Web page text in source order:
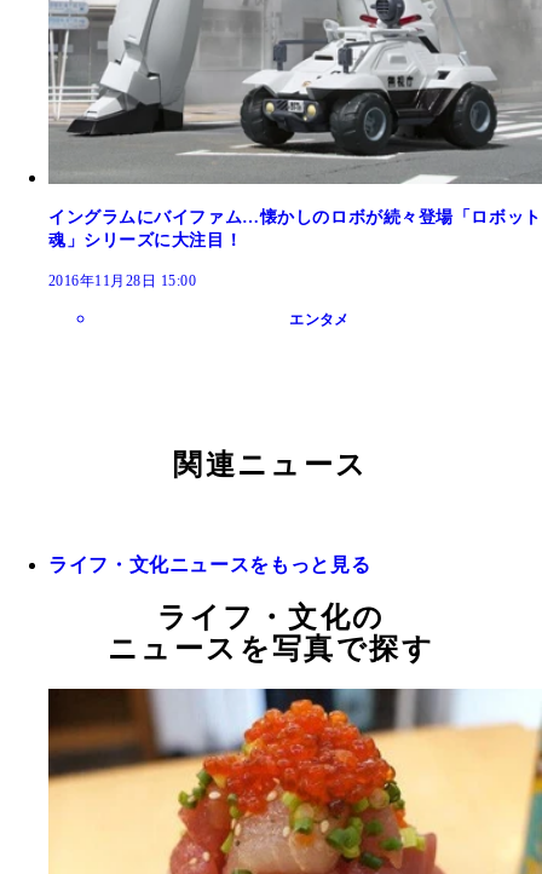
イングラムにバイファム…懐かしのロボが続々登場「ロボット
魂」シリーズに大注目！
2016年11月28日 15:00
エンタメ
関連ニュース
ライフ・文化ニュースをもっと見る
ライフ・文化の
ニュースを写真で探す